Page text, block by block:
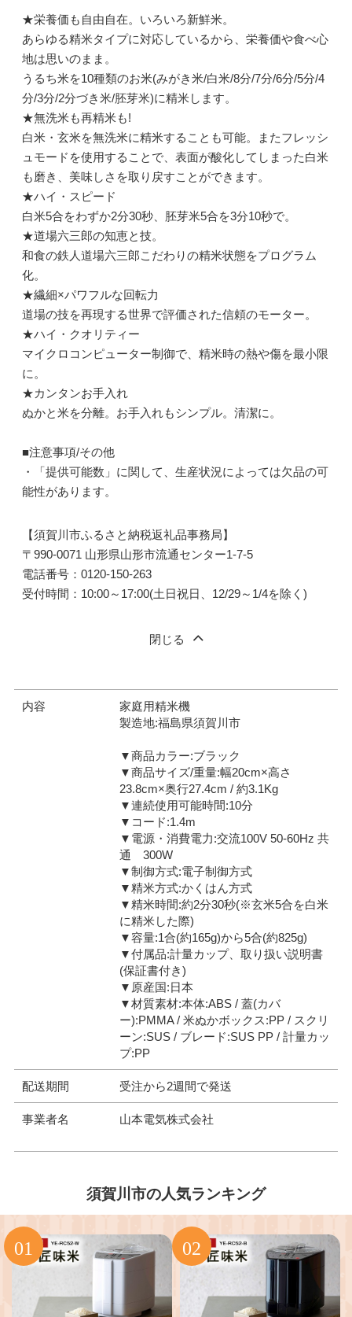
★栄養価も自由自在。いろいろ新鮮米。
あらゆる精米タイプに対応しているから、栄養価や食べ心
地は思いのまま。
うるち米を10種類のお米(みがき米/白米/8分/7分/6分/5分/4
分/3分/2分づき米/胚芽米)に精米します。
★無洗米も再精米も!
白米・玄米を無洗米に精米することも可能。またフレッシ
ュモードを使用することで、表面が酸化してしまった白米
も磨き、美味しさを取り戻すことができます。
★ハイ・スピード
白米5合をわずか2分30秒、胚芽米5合を3分10秒で。
★道場六三郎の知恵と技。
和食の鉄人道場六三郎こだわりの精米状態をプログラム
化。
★繊細×パワフルな回転力
道場の技を再現する世界で評価された信頼のモーター。
★ハイ・クオリティー
マイクロコンピューター制御で、精米時の熱や傷を最小限
に。
★カンタンお手入れ
ぬかと米を分離。お手入れもシンプル。清潔に。
■注意事項/その他
・「提供可能数」に関して、生産状況によっては欠品の可
能性があります。
【須賀川市ふるさと納税返礼品事務局】
〒990-0071 山形県山形市流通センター1-7-5
電話番号：0120-150-263
受付時間：10:00～17:00(土日祝日、12/29～1/4を除く)
閉じる
内容
家庭用精米機
製造地:福島県須賀川市
▼商品カラー:ブラック
▼商品サイズ/重量:幅20cm×高さ
23.8cm×奥行27.4cm / 約3.1Kg
▼連続使用可能時間:10分
▼コード:1.4m
▼電源・消費電力:交流100V 50-60Hz 共
通 300W
▼制御方式:電子制御方式
▼精米方式:かくはん方式
▼精米時間:約2分30秒(※玄米5合を白米
に精米した際)
▼容量:1合(約165g)から5合(約825g)
▼付属品:計量カップ、取り扱い説明書
(保証書付き)
▼原産国:日本
▼材質素材:本体:ABS / 蓋(カバ
ー):PMMA / 米ぬかボックス:PP / スクリ
ーン:SUS / ブレード:SUS PP / 計量カッ
プ:PP
配送期間 受注から2週間で発送
事業者名 山本電気株式会社
須賀川市の人気ランキング